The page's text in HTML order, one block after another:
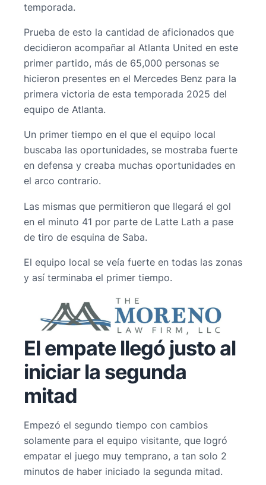
temporada.
Prueba de esto la cantidad de aficionados que
decidieron acompañar al Atlanta United en este
primer partido, más de 65,000 personas se
hicieron presentes en el Mercedes Benz para la
primera victoria de esta temporada 2025 del
equipo de Atlanta.
Un primer tiempo en el que el equipo local
buscaba las oportunidades, se mostraba fuerte
en defensa y creaba muchas oportunidades en
el arco contrario.
Las mismas que permitieron que llegará el gol
en el minuto 41 por parte de Latte Lath a pase
de tiro de esquina de Saba.
El equipo local se veía fuerte en todas las zonas
y así terminaba el primer tiempo.
El empate llegó justo al
iniciar la segunda
mitad
Empezó el segundo tiempo con cambios
solamente para el equipo visitante, que logró
empatar el juego muy temprano, a tan solo 2
minutos de haber iniciado la segunda mitad.